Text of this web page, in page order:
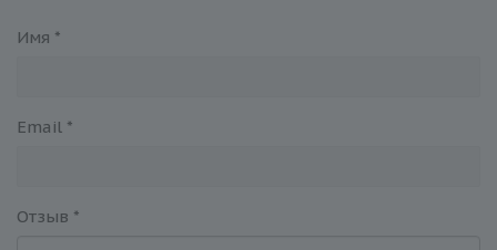
Имя *
Email *
Отзыв *